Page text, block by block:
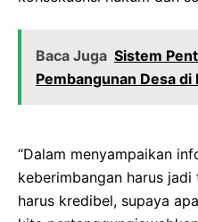
Baca Juga Sistem
Pembangunan Desa di
“Dalam menyampaikan
keberimbangan harus
harus kredibel, supaya